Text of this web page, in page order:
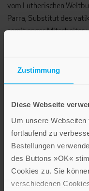
Zustimmung
Diese Webseite
Um unsere
fortlaufend zu
Bestellungen
des Buttons »OK«
Cookies zu. Sie
verschiedenen
vom Lutherischen
Parra, Substitut des
somit enger Mitarbeiter
In alle